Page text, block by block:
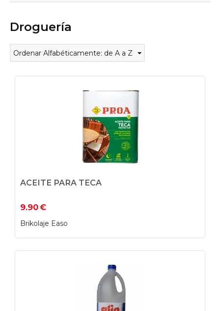
Droguería
Ordenar Alfabéticamente: de A a Z
ACEITE PARA TECA
9.90€
Brikolaje Easo